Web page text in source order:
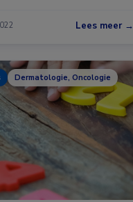
Lees meer →
Dermatologie, Oncologie